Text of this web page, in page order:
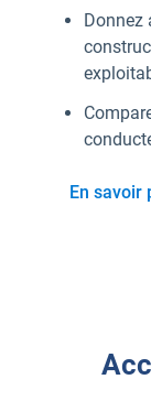
Donnez
En savoir